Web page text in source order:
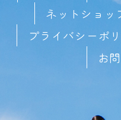
ネットショッ
プライバシーポ
お